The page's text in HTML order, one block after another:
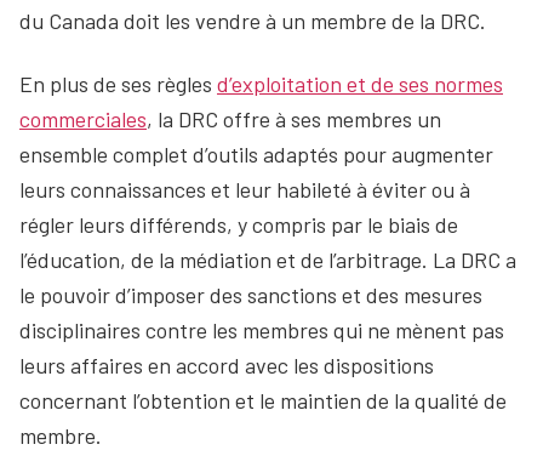
du Canada doit les vendre à un membre de la DRC.
En plus de ses règles d’exploitation et de ses normes
commerciales, la DRC offre à ses membres un
ensemble complet d’outils adaptés pour augmenter
leurs connaissances et leur habileté à éviter ou à
régler leurs différends, y compris par le biais de
l’éducation, de la médiation et de l’arbitrage. La DRC a
le pouvoir d’imposer des sanctions et des mesures
disciplinaires contre les membres qui ne mènent pas
leurs affaires en accord avec les dispositions
concernant l’obtention et le maintien de la qualité de
membre.